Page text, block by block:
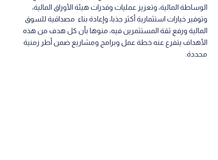
الوساطة المالية، وتعزيز عمليات وقدرات هيئة الأوراق المالية،
وتوفير خيارات استثمارية أكثر جذبا، وإعادة بناء مصداقية للسوق
المالية ورفع ثقة المستثمرين فيه، منوها بأن كل هدف من هذه
الأهداف يتفرع عنه خطة عمل وبرامج ومشاريع ضمن أطر زمنية
محددة.